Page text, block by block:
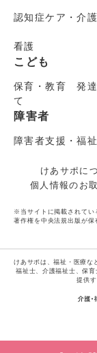
認知症ケア・介
看護
こども
保育・教育 発
て
障害者
障害者支援・福祉
けあサポに
個人情報のお
※当サイトに掲載されてい
著作権を中央法規出版が保
けあサポは、福祉・医療な
福祉士、介護福祉士、保育
提供